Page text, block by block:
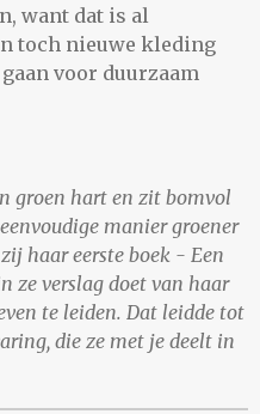
want dat is al
toch nieuwe kleding
voor duurzaam
groen hart en zit bomvol
manier groener
haar eerste boek - Een
ze verslag doet van haar
te leiden. Dat leidde tot
die ze met je deelt in